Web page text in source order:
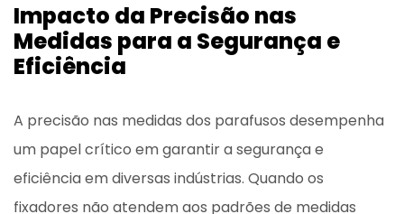
Impacto da Precisão nas
Medidas para a Segurança e
Eficiência
A precisão nas medidas dos parafusos desempenha
um papel crítico em garantir a segurança e
eficiência em diversas indústrias. Quando os
fixadores não atendem aos padrões de medidas